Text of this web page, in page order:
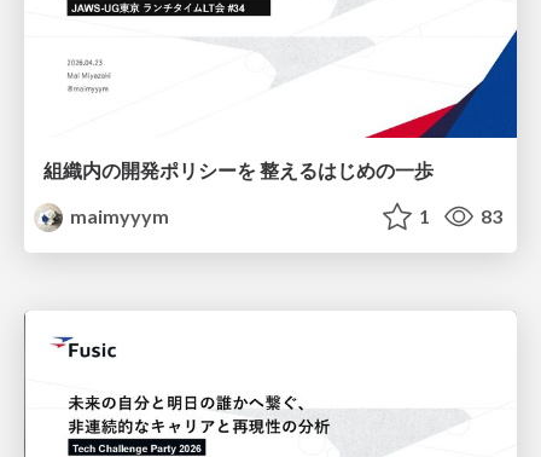
組織内の開発ポリシーを 整えるはじめの一歩
maimyyym
1 83